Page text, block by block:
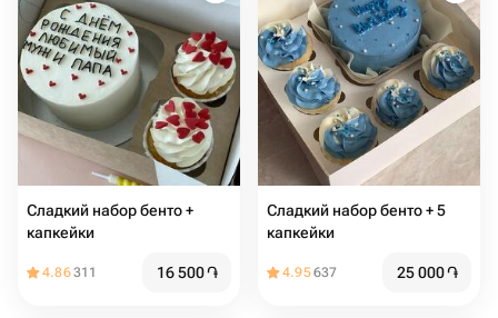
Сладкий набор бенто +
капкейки
4.86311 16 500֏
Сладкий набор бенто + 5
капкейки
4.95637 25 000֏